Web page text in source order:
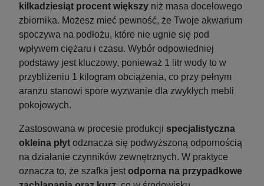
Wysyłka w: 10-14 dni roboczych
2 849,05 zł
do koszyka
kilkadziesiąt procent większy niż masa docelowego
zbiornika. Możesz mieć pewność, że Twoje akwarium
spoczywa na podłożu, które nie ugnie się pod
wpływem ciężaru i czasu. Wybór odpowiedniej
podstawy jest kluczowy, ponieważ 1 litr wody to w
przybliżeniu 1 kilogram obciążenia, co przy pełnym
aranżu stanowi spore wyzwanie dla zwykłych mebli
pokojowych.
Zastosowana w procesie produkcji specjalistyczna
okleina płyt odznacza się podwyższoną odpornością
na działanie czynników zewnętrznych. W praktyce
oznacza to, że szafka jest odporna na przypadkowe